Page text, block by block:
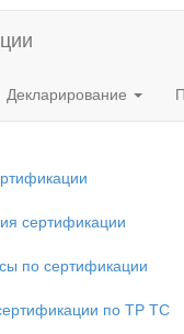
Декларирование
сертификации
по сертификации
по ТР ТС